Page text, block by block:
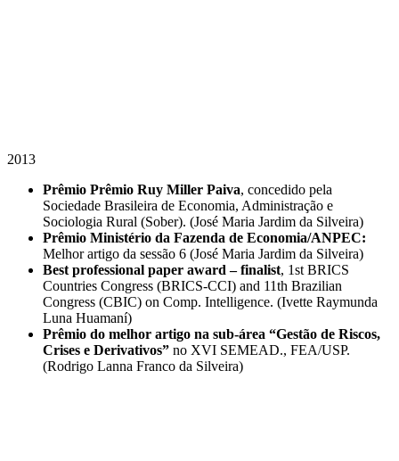
2013
Prêmio Prêmio Ruy Miller Paiva, concedido pela
Sociedade Brasileira de Economia, Administração e
Sociologia Rural (Sober). (José Maria Jardim da Silveira)
Prêmio Ministério da Fazenda de Economia/ANPEC:
Melhor artigo da sessão 6 (José Maria Jardim da Silveira)
Best professional paper award – finalist, 1st BRICS
Countries Congress (BRICS-CCI) and 11th Brazilian
Congress (CBIC) on Comp. Intelligence. (Ivette Raymunda
Luna Huamaní)
Prêmio do melhor artigo na sub-área “Gestão de Riscos,
Crises e Derivativos” no XVI SEMEAD., FEA/USP.
(Rodrigo Lanna Franco da Silveira)